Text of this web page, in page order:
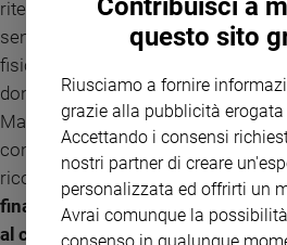
ritenevano le donne inadatte perché
sentimento al raziocinio», hanno
fisica» e un «complesso anatomo-
donna non può giudicare». Sono
Maria Maddalena Rossi e la
contrastare questa impostazione,
ricorso, nel 1958, di Rosanna Oliva
finalmente, nel 1963, le donne
al concorso di magistratura.
questo sito
Riusciamo a fornire
grazie alla pubblicità
Accettando i consensi
nostri partner di creare
personalizzata ed offrirti un
Avrai comunque la